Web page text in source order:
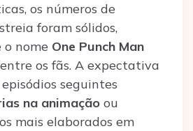
os números de
foram sólidos,
nome One Punch Man
os fãs. A expectativa
seguintes
na animação ou
mais elaborados em